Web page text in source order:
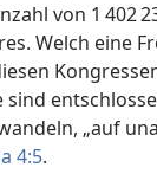
von 1 402
Welch eine
sind
„auf
4:5.